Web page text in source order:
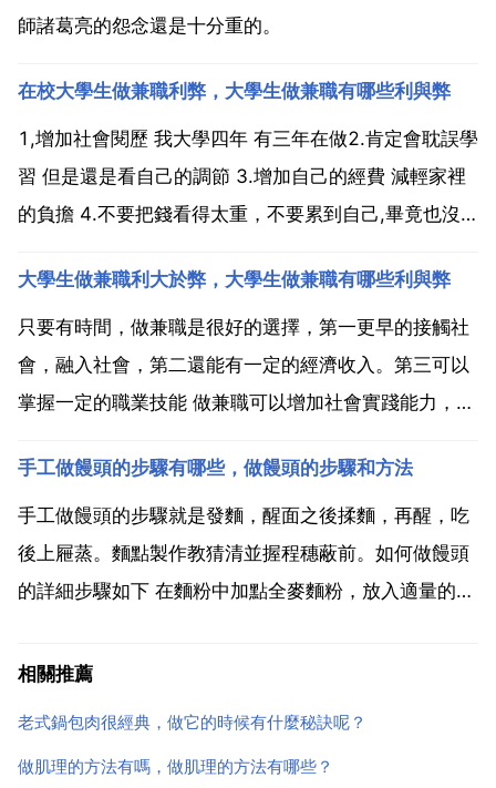
師諸葛亮的怨念還是十分重的。
在校大學生做兼職利弊，大學生做兼職有哪些利與弊
1,增加社會閱歷 我大學四年 有三年在做2.肯定會耽誤學
習 但是還是看自己的調節 3.增加自己的經費 減輕家裡
的負擔 4.不要把錢看得太重，不要累到自己,畢竟也沒
自豪的感覺 總之，有得必有失,還是看自己怎麼樣調節
耽誤學習但可以讓自己知道錢來得不易 ...
大學生做兼職利大於弊，大學生做兼職有哪些利與弊
只要有時間，做兼職是很好的選擇，第一更早的接觸社
會，融入社會，第二還能有一定的經濟收入。第三可以
掌握一定的職業技能 做兼職可以增加社會實踐能力，可
力，減輕家庭經濟負擔。不要以兼職為你大學生活的重
心，適度做一些即可，我們是求學的，大學裡的活動 講
座 圖書館...
手工做饅頭的步驟有哪些，做饅頭的步驟和方法
手工做饅頭的步驟就是發麵，醒面之後揉麵，再醒，吃
後上屜蒸。麵點製作教猜清並握程穗蔽前。如何做饅頭
的詳細步驟如下 在麵粉中加點全麥麵粉，放入適量的溫
加入麵粉中攪拌至沒有乾粉，用手揉成麵糰醒發至兩倍
相關推薦
老式鍋包肉很經典，做它的時候有什麼秘訣呢？
做肌理的方法有嗎，做肌理的方法有哪些？